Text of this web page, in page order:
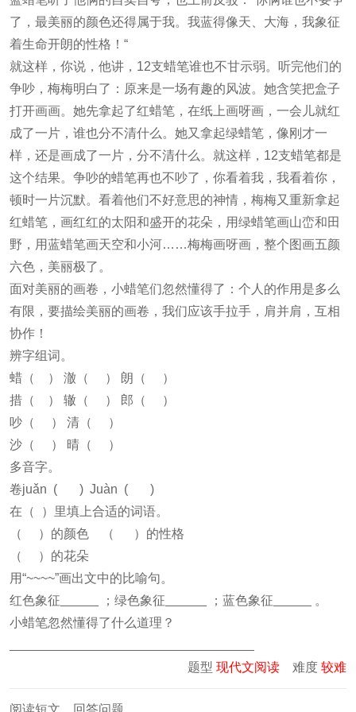
了，最美丽的颜色还得属于我。我蓝得像天、大海，我象征
着生命开朗的性格！“
就这样，你说，他讲，12支蜡笔谁也不甘示弱。听完他们的
争吵，梅梅明白了：原来是一场有趣的风波。她含笑把盒子
打开画画。她先拿起了红蜡笔，在纸上画呀画，一会儿就红
成了一片，谁也分不清什么。她又拿起绿蜡笔，像刚才一
样，还是画成了一片，分不清什么。就这样，12支蜡笔都是
这个结果。争吵的蜡笔再也不吵了，你看着我，我看着你，
顿时一片沉默。看着他们不好意思的神情，梅梅又重新拿起
红蜡笔，画红红的太阳和盛开的花朵，用绿蜡笔画山峦和田
野，用蓝蜡笔画天空和小河……梅梅画呀画，整个图画五颜
六色，美丽极了。
面对美丽的画卷，小蜡笔们忽然懂得了：个人的作用是多么
有限，要描绘美丽的画卷，我们应该手拉手，肩并肩，互相
协作！
辨字组词。
蜡（ ） 澈（ ） 朗（ ）
措（ ） 辙（ ） 郎（ ）
吵（ ） 清（ ）
沙（ ） 晴（ ）
多音字。
卷juǎn ( ) Juàn ( )
在（ ）里填上合适的词语。
（ ）的颜色 （ ）的性格
（ ）的花朵
用“~~~~”画出文中的比喻句。
红色象征
；绿色象征 ；蓝色象征
。
小蜡笔忽然懂得了什么道理？
题型 现代文阅读 难度 较难
阅读短文，回答问题